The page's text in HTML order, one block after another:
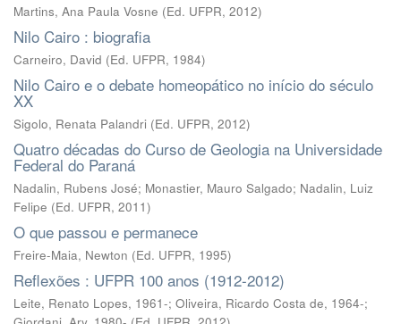
Martins, Ana Paula Vosne (Ed. UFPR, 2012)
Nilo Cairo : biografia
Carneiro, David (Ed. UFPR, 1984)
Nilo Cairo e o debate homeopático no início do século
XX
Sigolo, Renata Palandri (Ed. UFPR, 2012)
Quatro décadas do Curso de Geologia na Universidade
Federal do Paraná
Nadalin, Rubens José; Monastier, Mauro Salgado; Nadalin, Luiz
Felipe (Ed. UFPR, 2011)
O que passou e permanece
Freire-Maia, Newton (Ed. UFPR, 1995)
Reflexões : UFPR 100 anos (1912-2012)
Leite, Renato Lopes, 1961-; Oliveira, Ricardo Costa de, 1964-;